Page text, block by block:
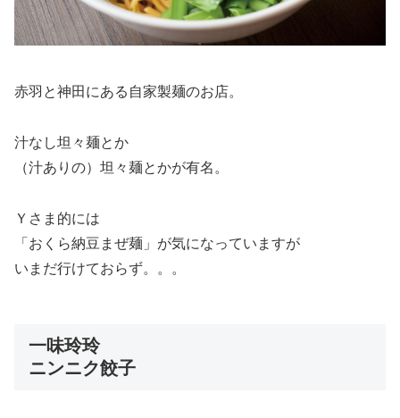
赤羽と神田にある自家製麺のお店。
汁なし坦々麺とか
（汁ありの）坦々麺とかが有名。
Ｙさま的には
「おくら納豆まぜ麺」が気になっていますが
いまだ行けておらず。。。
一味玲玲
ニンニク餃子